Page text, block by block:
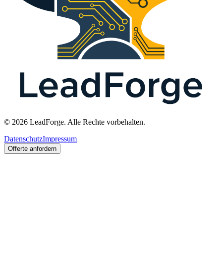
© 2026 LeadForge. Alle Rechte vorbehalten.
DatenschutzImpressum
Offerte anfordern